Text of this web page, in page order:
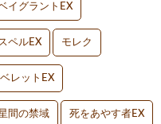
イグラントEX
ペルEX モレク
レットEX
間の禁域 死をあやす者EX